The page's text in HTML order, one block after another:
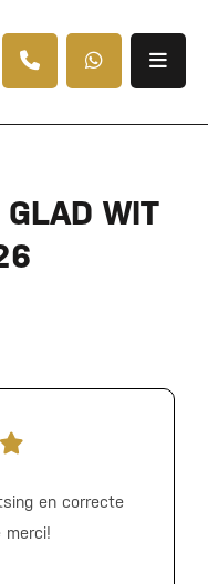
WIT
en correcte
merci!